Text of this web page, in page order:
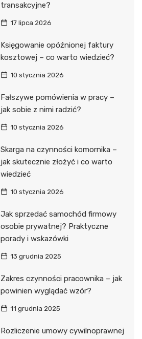
transakcyjne?
17 lipca 2026
Księgowanie opóźnionej faktury
kosztowej – co warto wiedzieć?
10 stycznia 2026
Fałszywe pomówienia w pracy –
jak sobie z nimi radzić?
10 stycznia 2026
Skarga na czynności komornika –
jak skutecznie złożyć i co warto
wiedzieć
10 stycznia 2026
Jak sprzedać samochód firmowy
osobie prywatnej? Praktyczne
porady i wskazówki
13 grudnia 2025
Zakres czynności pracownika – jak
powinien wyglądać wzór?
11 grudnia 2025
Rozliczenie umowy cywilnoprawnej